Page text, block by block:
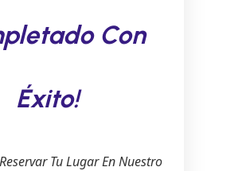
Con
Éxito!
Tu Lugar En Nuestro